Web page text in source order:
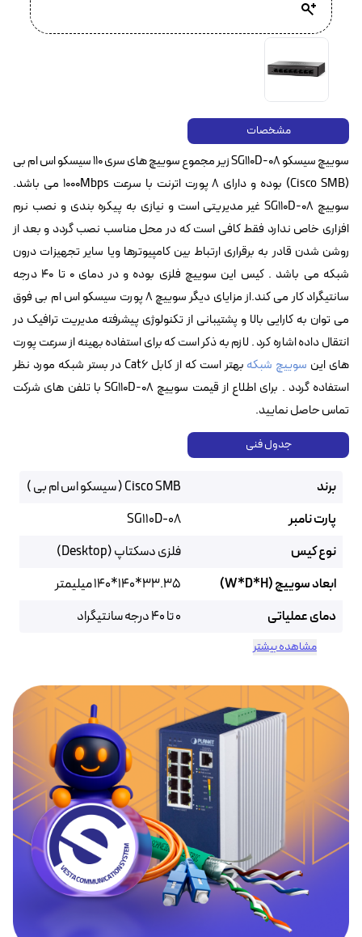
مشخصات
سوییچ سیسکو SG110D-08 زیر مجموع سوییچ های سری 110 سیسکو اس ام بی
(Cisco SMB) بوده و دارای ۸ پورت اترنت با سرعت 1000Mbps می باشد.
سوییچ SG110D-08 غیر مدیریتی است و نیازی به پیکره بندی و نصب نرم
افزاری خاص ندارد فقط کافی است که در محل مناسب نصب گردد و بعد از
روشن شدن قادر به برقراری ارتباط بین کامپیوترها ویا سایر تجهیزات درون
شبکه می باشد . کیس این سوییچ فلزی بوده و در دمای ۰ تا ۴۰ درجه
سانتیگراد کار می کند.از مزایای دیگر سوییچ ۸ پورت سیسکو اس ام بی فوق
می توان به کارایی بالا و پشتیبانی از تکنولوژی پیشرفته مدیریت ترافیک در
انتقال داده اشاره کرد . لازم به ذکر است که برای استفاده بهینه از سرعت پورت
های این سوییچ شبکه
بهتر است که از کابل Cat6 در بستر شبکه مورد نظر
استفاده گردد . برای اطلاع از قیمت سوییچ SG110D-08 با تلفن های شرکت
تماس حاصل نمایید.
جدول فنی
برند
Cisco SMB ( سیسکو اس ام بی )
پارت نامبر
SG110D-08
نوع کیس
فلزی دسکتاپ (Desktop)
ابعاد سوییچ (W*D*H)
33.35*140*140 میلیمتر
دمای عملیاتی
0 تا ۴۰ درجه سانتیگراد
مشاهده بیشتر